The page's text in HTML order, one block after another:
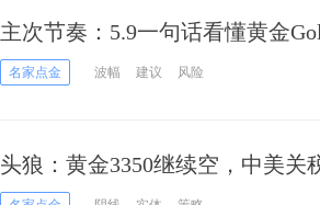
主次节奏：5.9一句话看懂黄金
名家点金 波幅 建议 风险
头狼：黄金3350继续空，中美关